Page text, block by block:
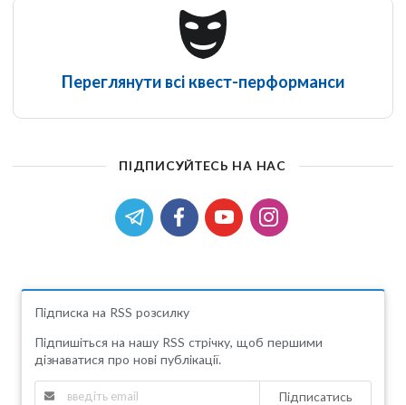
Переглянути всі квест-перформанси
ПІДПИСУЙТЕСЬ НА НАС
Підписка на RSS розсилку
Підпишіться на нашу RSS стрічку, щоб першими
дізнаватися про нові публікації.
Підписатись